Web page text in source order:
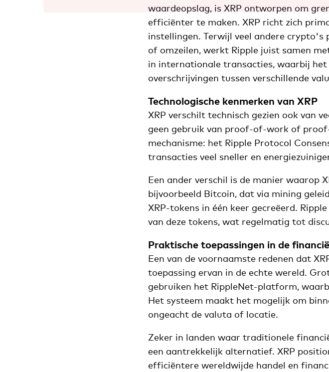
waardeopslag, is XRP ontworpen om
efficiënter te maken. XRP richt zich
instellingen. Terwijl veel andere
of omzeilen, werkt Ripple juist samen
in internationale transacties, waarbij
overschrijvingen tussen verschillende
Technologische kenmerken van XRP
XRP verschilt technisch gezien ook van
geen gebruik van proof-of-work of
mechanisme: het Ripple Protocol
transacties veel sneller en
Een ander verschil is de manier waarop
bijvoorbeeld Bitcoin, dat via mining
XRP-tokens in één keer gecreëerd.
van deze tokens, wat regelmatig tot
Praktische toepassingen in de
Een van de voornaamste redenen dat
toepassing ervan in de echte wereld.
gebruiken het RippleNet-platform,
Het systeem maakt het mogelijk om
ongeacht de valuta of locatie.
Zeker in landen waar traditionele
een aantrekkelijk alternatief. XRP
efficiëntere wereldwijde handel en